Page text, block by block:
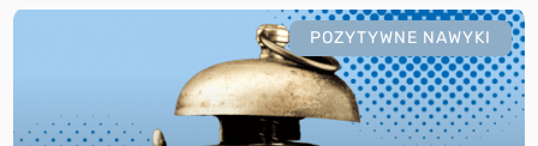
POZYTYWNE NAWYKI